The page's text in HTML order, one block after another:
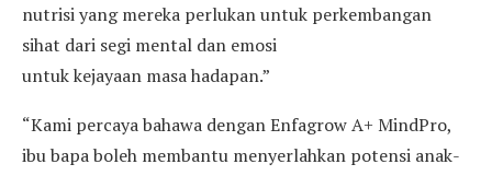
nutrisi yang mereka perlukan untuk perkembangan
sihat dari segi mental dan emosi
untuk kejayaan masa hadapan.”
“Kami percaya bahawa dengan Enfagrow A+ MindPro,
ibu bapa boleh membantu menyerlahkan potensi anak-